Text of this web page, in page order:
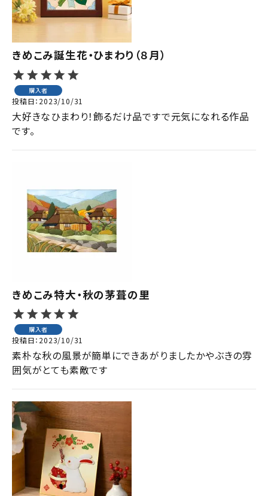
きめこみ誕生花・ひまわり（８月）
購入者
投稿日 2023/10/31
大好きなひまわり！飾るだけ品ですで元気になれる作品
です。
きめこみ特大・秋の茅葺の里
購入者
投稿日 2023/10/31
素朴な秋の風景が簡単にできあがりましたかやぶきの雰
囲気がとても素敵です